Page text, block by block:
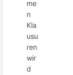
me
n
Kla
usu
ren
wir
d